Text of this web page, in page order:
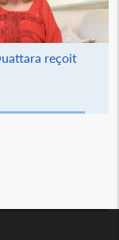
reçoit